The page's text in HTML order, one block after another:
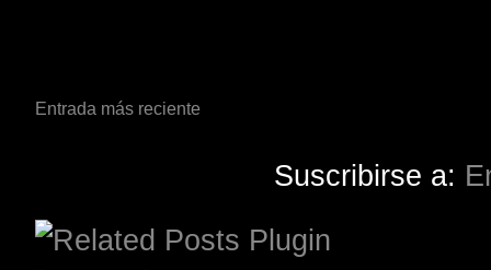
Entrada más reciente
Suscribirse a: